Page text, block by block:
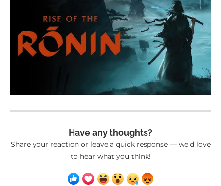
Have any thoughts?
Share your reaction or leave a quick response — we’d love
to hear what you think!